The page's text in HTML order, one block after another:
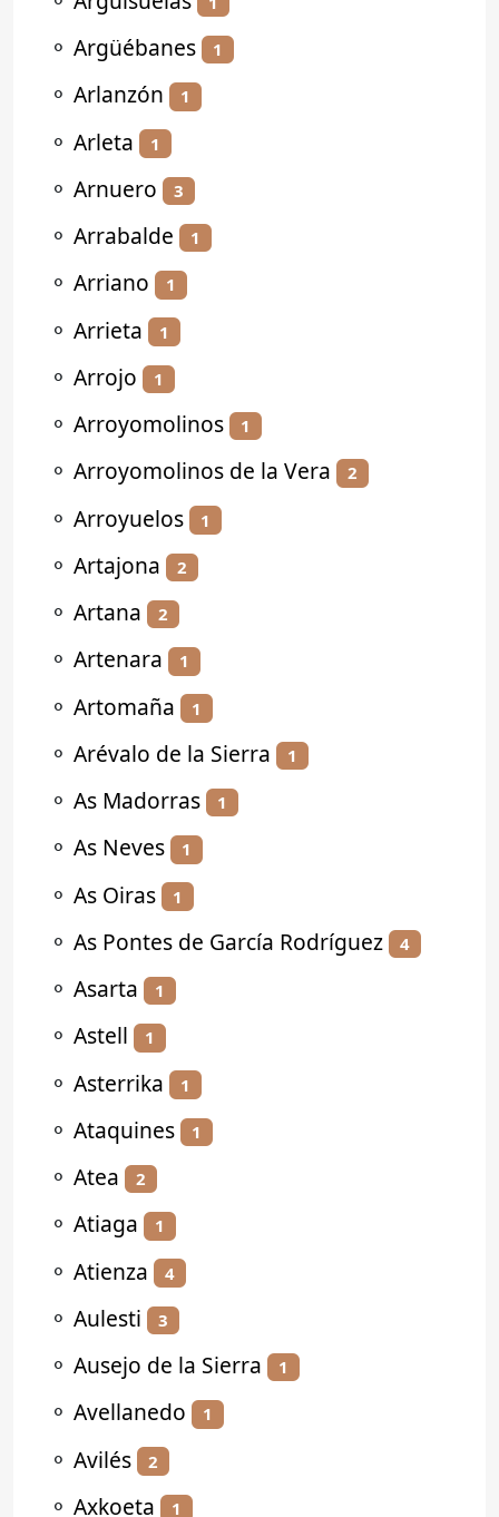
⚬ Argüébanes 1
⚬ Arlanzón 1
⚬ Arleta 1
⚬ Arnuero 3
⚬ Arrabalde 1
⚬ Arriano 1
⚬ Arrieta 1
⚬ Arrojo 1
⚬ Arroyomolinos 1
⚬ Arroyomolinos de la Vera 2
⚬ Arroyuelos 1
⚬ Artajona 2
⚬ Artana 2
⚬ Artenara 1
⚬ Artomaña 1
⚬ Arévalo de la Sierra 1
⚬ As Madorras 1
⚬ As Neves 1
⚬ As Oiras 1
⚬ As Pontes de García Rodríguez 4
⚬ Asarta 1
⚬ Astell 1
⚬ Asterrika 1
⚬ Ataquines 1
⚬ Atea 2
⚬ Atiaga 1
⚬ Atienza 4
⚬ Aulesti 3
⚬ Ausejo de la Sierra 1
⚬ Avellanedo 1
⚬ Avilés 2
⚬ Axkoeta 1